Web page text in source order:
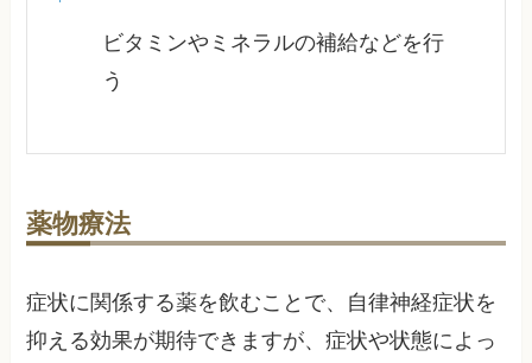
ビタミンやミネラルの補給などを行
う
薬物療法
症状に関係する薬を飲むことで、自律神経症状を
抑える効果が期待できますが、症状や状態によっ